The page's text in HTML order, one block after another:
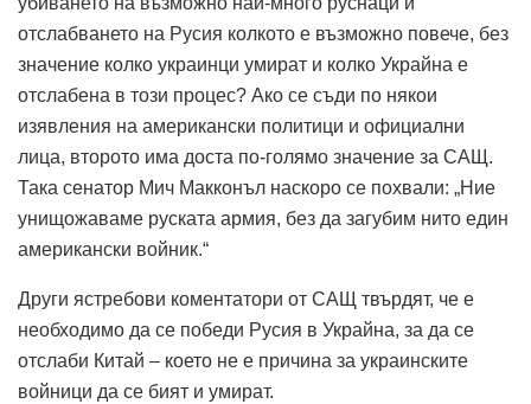
отслабването на Русия колкото е възможно повече, без
значение колко украинци умират и колко Украйна е
отслабена в този процес? Ако се съди по някои
изявления на американски политици и официални
лица, второто има доста по-голямо значение за САЩ.
Така сенатор Мич Макконъл наскоро се похвали: „Ние
унищожаваме руската армия, без да загубим нито един
американски войник.“
Други ястребови коментатори от САЩ твърдят, че е
необходимо да се победи Русия в Украйна, за да се
отслаби Китай – което не е причина за украинските
войници да се бият и умират.